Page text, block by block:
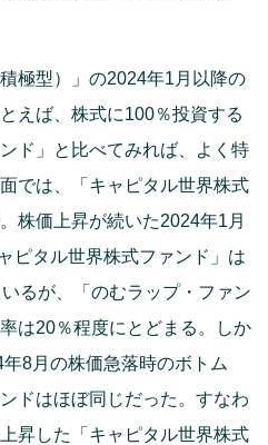
極型）」の2024年1月以降の
えば、株式に100％投資する
ド」と比べてみれば、よく特
では、「キャピタル世界株式
株価上昇が続いた2024年1月
ピタル世界株式ファンド」は
るが、「のむラップ・ファン
は20％程度にとどまる。しか
8月の株価急落時のボトム
ドはほぼ同じだった。すなわ
昇した「キャピタル世界株式